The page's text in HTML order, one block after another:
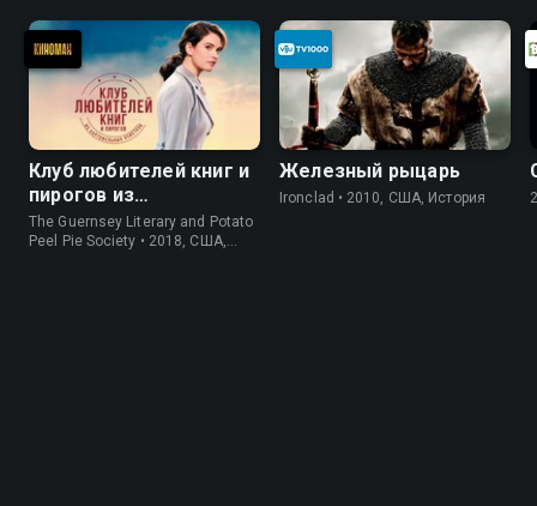
Клуб любителей книг и
пирогов из
картофельных
очистков
The Guernsey Literary and Potato
Peel Pie Society • 2018, США,
Железный рыцарь
Ironclad • 2010, США, История